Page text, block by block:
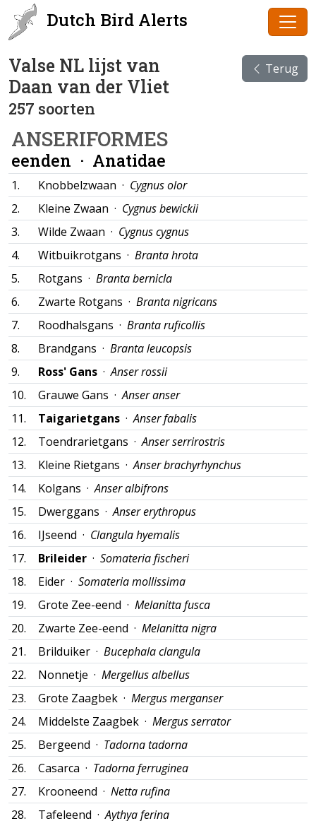
Dutch Bird Alerts
Valse NL lijst van
Daan van der Vliet
257 soorten
Terug
ANSERIFORMES
eenden · Anatidae
1. Knobbelzwaan · Cygnus olor
2.
Kleine Zwaan · Cygnus bewickii
3.
Wilde Zwaan · Cygnus cygnus
4.
Witbuikrotgans · Branta hrota
5.
Rotgans · Branta bernicla
6.
Zwarte Rotgans · Branta nigricans
7.
Roodhalsgans · Branta ruficollis
8.
Brandgans · Branta leucopsis
9.
Ross' Gans ·Anser rossii
10.
Grauwe Gans ·Anser anser
11.
Taigarietgans ·Anser fabalis
12.
Toendrarietgans ·Anser serrirostris
13.
Kleine Rietgans ·Anser brachyrhynchus
14.
Kolgans ·Anser albifrons
15.
Dwerggans ·Anser erythropus
16.
IJseend · Clangula hyemalis
17.
Brileider · Somateria fischeri
18.
Eider · Somateria mollissima
19.
Grote Zee-eend · Melanitta fusca
20.
Zwarte Zee-eend · Melanitta nigra
21.
Brilduiker · Bucephala clangula
22.
Nonnetje · Mergellus albellus
23.
Grote Zaagbek · Mergus merganser
24.
Middelste Zaagbek · Mergus serrator
25.
Bergeend · Tadorna tadorna
26.
Casarca · Tadorna ferruginea
27.
Krooneend · Netta rufina
28.
Tafeleend ·Aythya ferina